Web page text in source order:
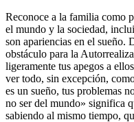
Reconoce a la familia como
el mundo y la sociedad,
son apariencias en el sueño.
obstáculo para la
ligeramente tus apegos a
ver todo, sin excepción,
es un sueño, tus problemas
no ser del mundo» significa
sabiendo al mismo tiempo,